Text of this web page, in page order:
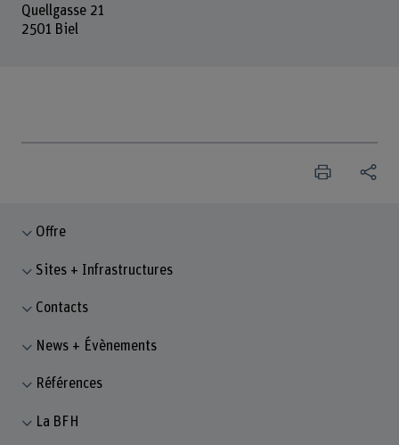
Quellgasse 21
2501 Biel
Offre
Sites + Infrastructures
Contacts
News + Évènements
Références
La BFH